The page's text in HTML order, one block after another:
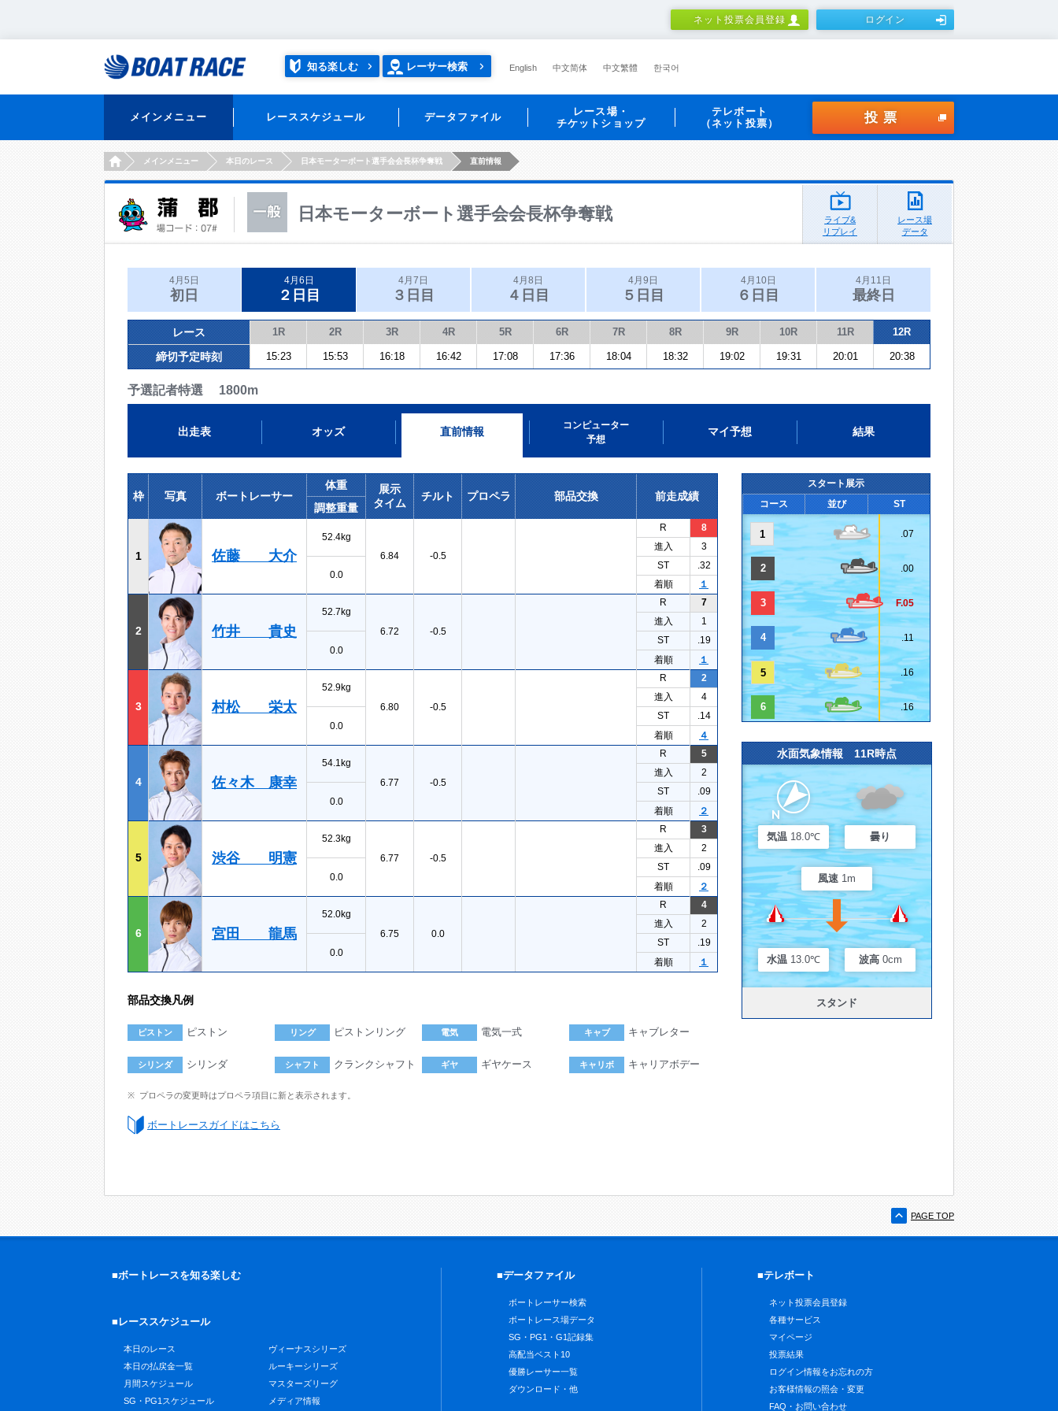
ネット投票会員登録 ログイン
知る楽しむ レーサー検索 English 中文简体 中文繁體 한국어
メインメニュー レーススケジュール データファイル
レース場・
チケットショップ
テレボート
（ネット投票）
投票
HOMEメインメニュー 本日のレース 日本モーターボート選手会会長杯争奪戦 直前情報
日本モーターボート選手会会長杯争奪戦
ライブ&
リプレイ
レース場
データ
4月5日
初日
4月6日
２日目
4月7日
３日目
4月8日
４日目
4月9日
５日目
4月10日
６日目
4月11日
最終日
レース 1R 2R 3R 4R 5R 6R 7R 8R 9R 10R 11R 12R
締切予定時刻 15:23 15:53 16:18 16:42 17:08 17:36 18:04 18:32 19:02 19:31 20:01 20:38
予選記者特選 1800m
出走表 オッズ 直前情報
コンピューター
予想
マイ予想 結果
枠 写真 ボートレーサー
体重
展示
タイム
チルト プロペラ 部品交換
前走成績
調整重量
1 佐藤 大介
52.4kg
6.84
-0.5
R
8
進入
3
0.0
ST
.32
着順
１
2 竹井 貴史
52.7kg
6.72
-0.5
R
7
進入
1
0.0
ST
.19
着順
１
3 村松 栄太
52.9kg
6.80
-0.5
R
2
進入
4
0.0
ST
.14
着順
４
4 佐々木 康幸
54.1kg
6.77
-0.5
R
5
進入
2
0.0
ST
.09
着順
２
5 渋谷 明憲
52.3kg
6.77
-0.5
R
3
進入
2
0.0
ST
.09
着順
２
6 宮田 龍馬
52.0kg
6.75
0.0
R
4
進入
2
0.0
ST
.19
着順
１
部品交換凡例
ピストン ピストン リング ピストンリング 電気 電気一式 キャブ キャブレター
シリンダ シリンダ シャフト クランクシャフト ギヤ ギヤケース キャリボ キャリアボデー
プロペラの変更時はプロペラ項目に新と表示されます。
ボートレースガイドはこちら
スタート展示
コース
並び ST
1 .07
2 .00
3 F.05
4 .11
5 .16
6 .16
水面気象情報 11R時点
気温 18.0℃ 曇り
風速 1m
水温 13.0℃ 波高 0cm
スタンド
PAGE TOP
■ボートレースを知る楽しむ
■レーススケジュール
本日のレース
本日の払戻金一覧
月間スケジュール
SG・PG1スケジュール
ヴィーナスシリーズ
ルーキーシリーズ
マスターズリーグ
メディア情報
■データファイル
ボートレーサー検索
ボートレース場データ
SG・PG1・G1記録集
高配当ベスト10
優勝レーサー一覧
ダウンロード・他
■テレボート
ネット投票会員登録
各種サービス
マイページ
投票結果
ログイン情報をお忘れの方
お客様情報の照会・変更
FAQ・お問い合わせ